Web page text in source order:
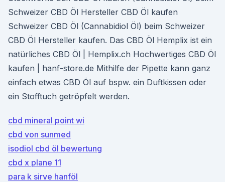
Schweizer CBD Öl Hersteller CBD Öl kaufen
Schweizer CBD Öl (Cannabidiol Öl) beim Schweizer
CBD Öl Hersteller kaufen. Das CBD Öl Hemplix ist ein
natürliches CBD Öl | Hemplix.ch Hochwertiges CBD Öl
kaufen | hanf-store.de Mithilfe der Pipette kann ganz
einfach etwas CBD Öl auf bspw. ein Duftkissen oder
ein Stofftuch getröpfelt werden.
cbd mineral point wi
cbd von sunmed
isodiol cbd öl bewertung
cbd x plane 11
para k sirve hanföl